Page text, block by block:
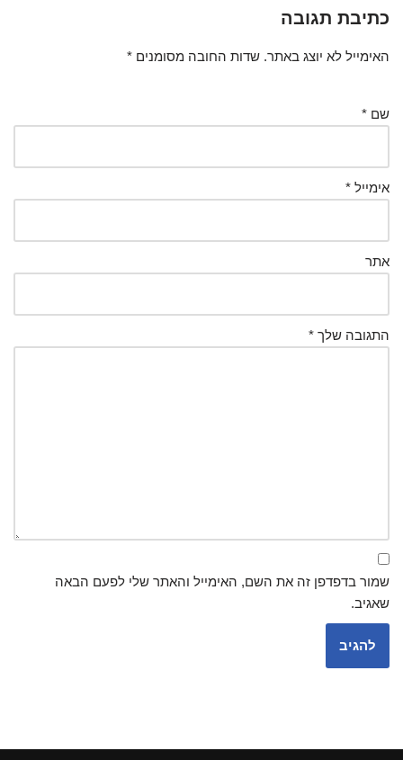
כתיבת תגובה
האימייל לא יוצג באתר. שדות החובה מסומנים *
שם *
אימייל *
אתר
התגובה שלך *
שמור בדפדפן זה את השם, האימייל והאתר שלי לפעם הבאה
שאגיב.